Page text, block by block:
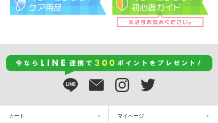
カート マイページ